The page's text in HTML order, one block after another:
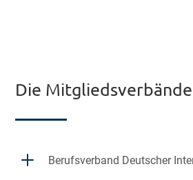
Die Mitgliedsverbände
L Berufsverband Deutscher